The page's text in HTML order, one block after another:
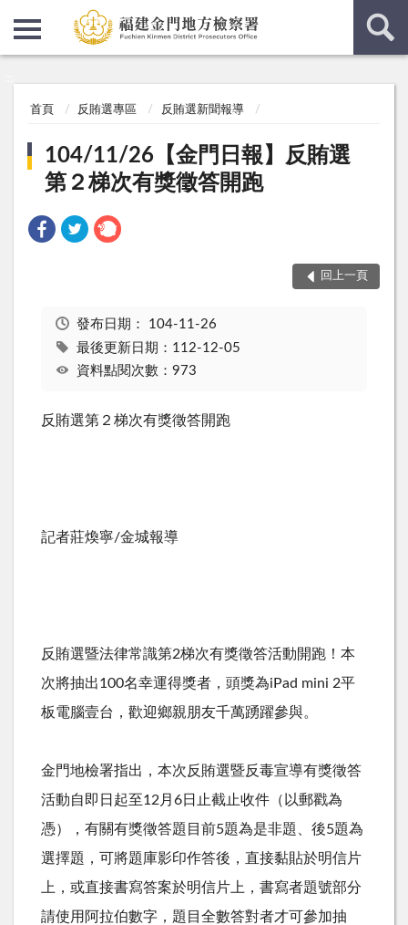
首頁 反賄選專區 反賄選新聞報導
104/11/26【金門日報】反賄選
第２梯次有獎徵答開跑
回上一頁
發布日期： 104-11-26
最後更新日期：112-12-05
資料點閱次數：973
反賄選第２梯次有獎徵答開跑
記者莊煥寧/金城報導
反賄選暨法律常識第2梯次有獎徵答活動開跑！本
次將抽出100名幸運得獎者，頭獎為iPad mini 2平
板電腦壹台，歡迎鄉親朋友千萬踴躍參與。
金門地檢署指出，本次反賄選暨反毒宣導有獎徵答
活動自即日起至12月6日止截止收件（以郵戳為
憑），有關有獎徵答題目前5題為是非題、後5題為
選擇題，可將題庫影印作答後，直接黏貼於明信片
上，或直接書寫答案於明信片上，書寫者題號部分
請使用阿拉伯數字，題目全數答對者才可參加抽